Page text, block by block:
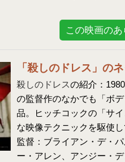
この映画の
「殺しのドレス」の
殺しのドレスの紹介：
の監督作のなかでも「ボ
品。ヒッチコックの「サ
な映像テクニックを駆使し
監督：ブライアン・デ・
ー・アレン、アンジー・